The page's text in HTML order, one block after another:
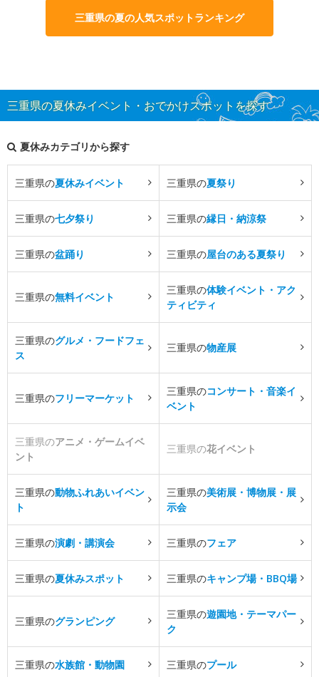
三重県の夏の人気スポットランキング
三重県の夏休みイベント・おでかけスポットを探す
夏休みカテゴリから探す
三重県の夏休みイベント 三重県の夏祭り
三重県の七夕祭り 三重県の縁日・納涼祭
三重県の盆踊り 三重県の屋台のある夏祭り
三重県の無料イベント
三重県の体験イベント・アク
ティビティ
三重県のグルメ・フードフェ
ス
三重県の物産展
三重県のフリーマーケット
三重県のコンサート・音楽イ
ベント
三重県のアニメ・ゲームイベ
ント
三重県の花イベント
三重県の動物ふれあいイベン
ト
三重県の美術展・博物展・展
示会
三重県の演劇・講演会 三重県のフェア
三重県の夏休みスポット 三重県のキャンプ場・BBQ場
三重県のグランピング
三重県の遊園地・テーマパー
ク
三重県の水族館・動物園 三重県のプール